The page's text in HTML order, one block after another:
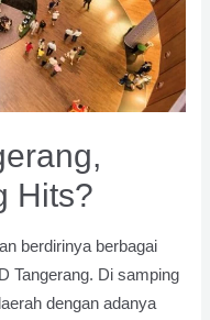
Hits?
berdirinya berbagai
Tangerang. Di samping
dengan adanya